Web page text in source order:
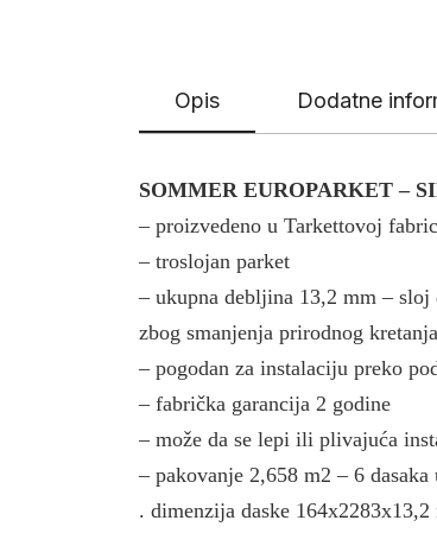
Opis Dodatne
SOMMER EUROPARKET –
– proizvedeno u Tarkettovoj
– troslojan parket
– ukupna debljina 13,2 mm –
zbog smanjenja prirodnog
– pogodan za instalaciju preko
– fabrička garancija 2 godine
– može da se lepi ili plivajuća
– pakovanje 2,658 m2 – 6 dasaka
. dimenzija daske 164x2283x13,2